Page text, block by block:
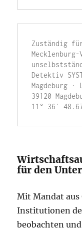
Zuständig
Detektiv
Magdeburg ·
39120
11° 36′
für den
Mit Mandat aus
Institutionen
beobachten